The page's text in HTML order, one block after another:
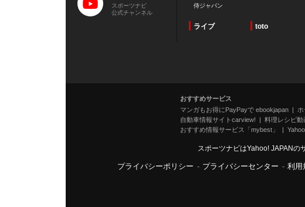
スポーツナビ
公式チャンネル
侍ジャパン
ライブ toto
おすすめサービス
マンガもお得にPayPayで ebookjapan
自動車情報サイトcarview!
料理レシピ
おすすめ情報サービス「mybest」
スポーツナビはYahoo! JAPANの
プライバシーポリシー - プライバシーセンター - 利用